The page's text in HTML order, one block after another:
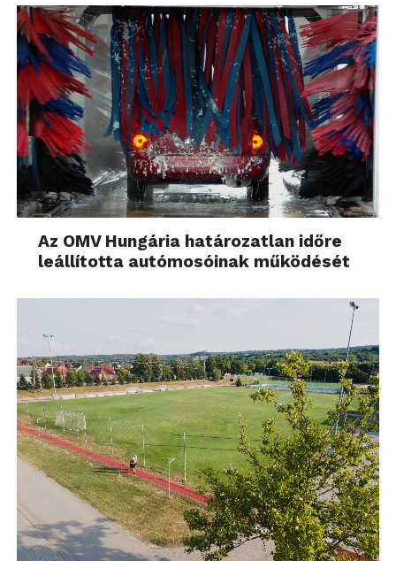
Az OMV Hungária határozatlan időre
leállította autómosóinak működését